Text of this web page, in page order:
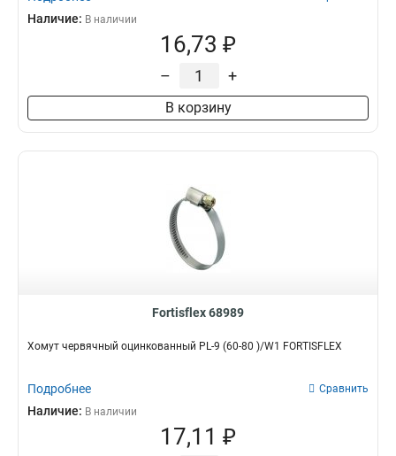
Наличие: В наличии
16,73 ₽
– +
В корзину
Fortisflex 68989
Хомут червячный оцинкованный PL-9 (60-80 )/W1 FORTISFLEX
Подробнее Сравнить
Наличие: В наличии
17,11 ₽